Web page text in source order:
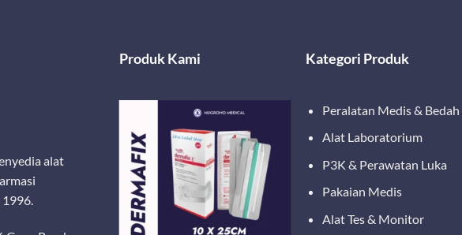
alat
1996.
Produk Kami Kategori Produk
Peralatan Medis & Bedah
Alat Laboratorium
P3K & Perawatan Luka
Pakaian Medis
Alat Tes & Monitor